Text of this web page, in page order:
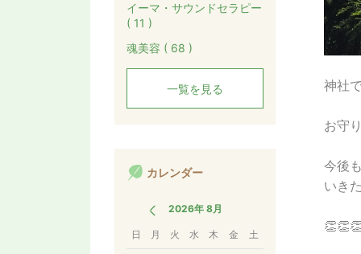
神社
お守
今後
いき
イーマ・サウンドセラピー
( 11 )
魂美容 ( 68 )
一覧を見る
カレンダー
2026年 8月
日 月 火 水 木 金 土